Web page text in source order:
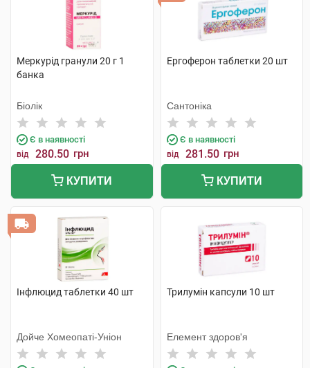
Меркурід гранули 20 г 1
банка
Біолік
Є в наявності
від 280.50 грн
КУПИТИ
Ергоферон таблетки 20 шт
Сантоніка
Є в наявності
від 281.50 грн
КУПИТИ
Інфлюцид таблетки 40 шт
Дойче Хомеопаті-Уніон
Трилумін капсули 10 шт
Елемент здоров'я